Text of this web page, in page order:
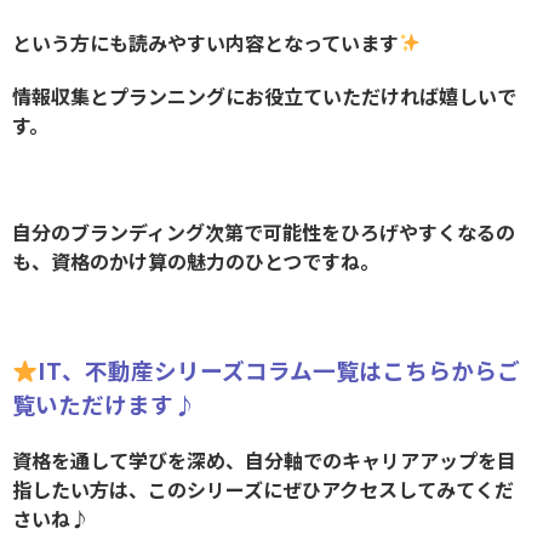
という方にも読みやすい内容となっています
情報収集とプランニングにお役立ていただければ嬉しいで
す。
自分のブランディング次第で可能性をひろげやすくなるの
も、資格のかけ算の魅力のひとつですね。
IT、不動産シリーズコラム一覧はこちらからご
覧いただけます♪
資格を通して学びを深め、自分軸でのキャリアアップを目
指したい方は、このシリーズにぜひアクセスしてみてくだ
さいね♪